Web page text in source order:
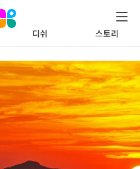
디쉬 스토리